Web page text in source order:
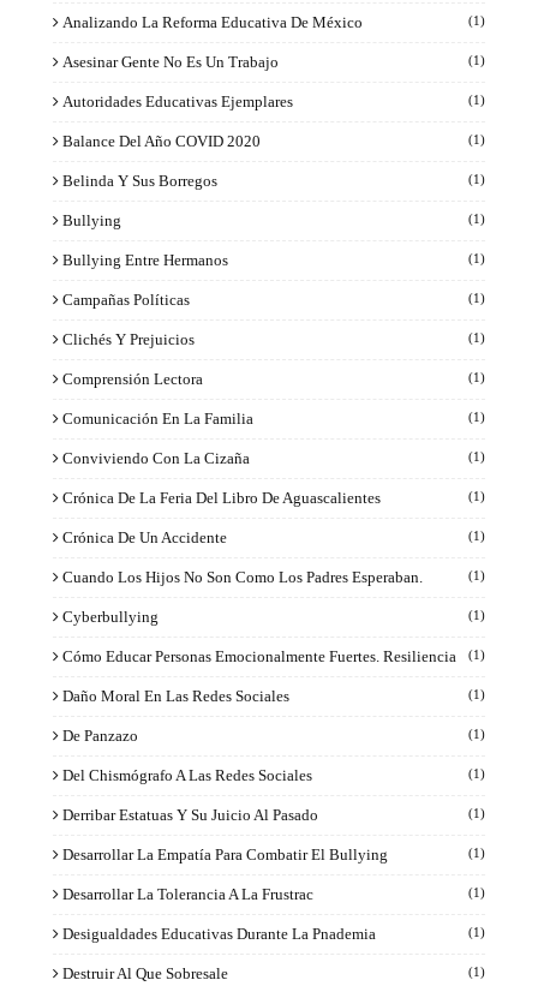
Analizando La Reforma Educativa De México (1)
Asesinar Gente No Es Un Trabajo (1)
Autoridades Educativas Ejemplares (1)
Balance Del Año COVID 2020 (1)
Belinda Y Sus Borregos (1)
Bullying (1)
Bullying Entre Hermanos (1)
Campañas Políticas (1)
Clichés Y Prejuicios (1)
Comprensión Lectora (1)
Comunicación En La Familia (1)
Conviviendo Con La Cizaña (1)
Crónica De La Feria Del Libro De Aguascalientes (1)
Crónica De Un Accidente (1)
Cuando Los Hijos No Son Como Los Padres Esperaban. (1)
Cyberbullying (1)
Cómo Educar Personas Emocionalmente Fuertes. Resiliencia (1)
Daño Moral En Las Redes Sociales (1)
De Panzazo (1)
Del Chismógrafo A Las Redes Sociales (1)
Derribar Estatuas Y Su Juicio Al Pasado (1)
Desarrollar La Empatía Para Combatir El Bullying (1)
Desarrollar La Tolerancia A La Frustrac (1)
Desigualdades Educativas Durante La Pnademia (1)
Destruir Al Que Sobresale (1)